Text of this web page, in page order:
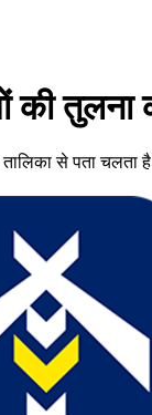
की
से पता चलता